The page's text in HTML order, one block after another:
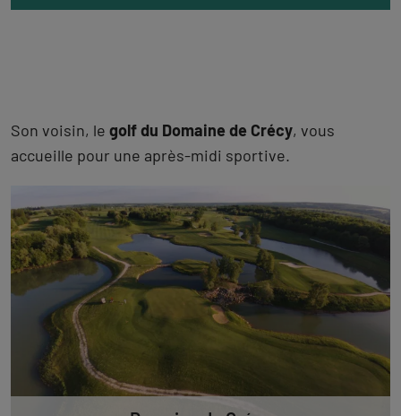
Son voisin, le golf du Domaine de Crécy, vous
accueille pour une après-midi sportive.